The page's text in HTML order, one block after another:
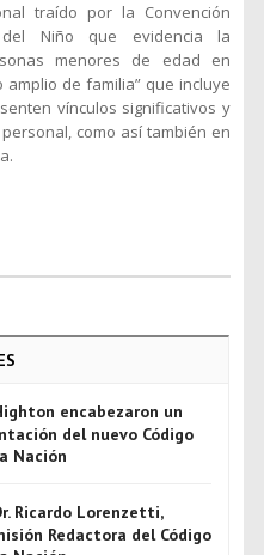
traído por la Convención
Niño que evidencia la
menores de edad en
amplio de familia” que incluye
vínculos significativos y
como así también en
encabezaron un
del nuevo Código
Nación
Ricardo Lorenzetti,
Redactora del Código